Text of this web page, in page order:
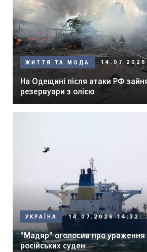
ЖИТТЯ ТА МОДА
На Одещині після атаки РФ
резервуари з олією
УКРАЇНА 14.07.2026 14:32
"Мадяр" оголосив про ураження
російських суден